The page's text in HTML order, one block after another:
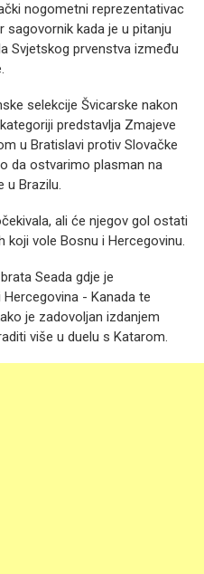
nogometni reprezentativac
sagovornik kada je u pitanju
Svjetskog prvenstva između
selekcije Švicarske nakon
predstavlja Zmajeve
u Bratislavi protiv Slovačke
da ostvarimo plasman na
u Brazilu.
ali će njegov gol ostati
koji vole Bosnu i Hercegovinu.
Seada gdje je
- Kanada te
je zadovoljan izdanjem
više u duelu s Katarom.